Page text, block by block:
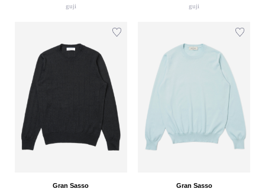
guji guji
Gran Sasso Gran Sasso